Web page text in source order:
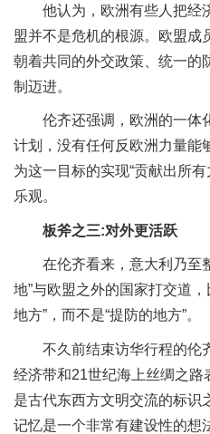
他认为，欧洲有些人把经
盟并不是危机的根源。欧盟成
朝着共同的外交政策、统一的
制迈进。
伦齐还强调，欧洲的一体
计划，没有任何反欧洲力量能
为这一目标的实现“贡献出所
乐观。
板斧之三:对外更活跃
在伦齐看来，意大利乃至
地”与欧盟之外的国家打交道
地方”，而不是“提防的地方”。
不久前结束访华行程的伦
经济带和21世纪海上丝绸之路
是古代东西方文明交流的标识
记忆是一个非常有建设性的想